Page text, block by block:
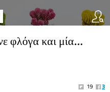
φλόγα και μία…
19
3